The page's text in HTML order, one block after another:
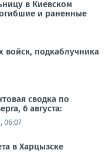
в Киевском
и раненные
подкаблучника
сводка по
6 августа:
06:07
в Харцызске